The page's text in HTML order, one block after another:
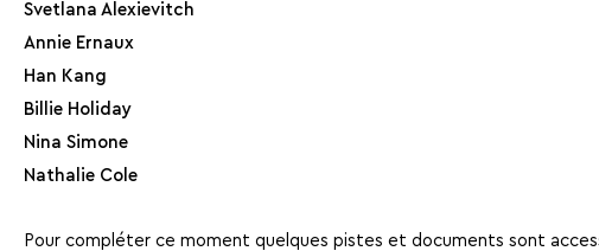
Svetlana Alexievitch
Annie Ernaux
Han Kang
Billie Holiday
Nina Simone
Nathalie Cole
Pour compléter ce moment quelques pistes et documents sont